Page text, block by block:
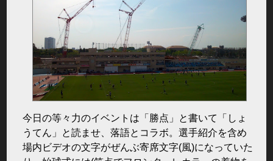
今日の等々力のイベントは「勝点」と書いて「しょ
うてん」と読ませ、落語とコラボ。選手紹介を含め
場内ビデオの文字がぜんぶ寄席文字(風)になっていた